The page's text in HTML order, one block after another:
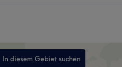
In diesem Gebiet suchen